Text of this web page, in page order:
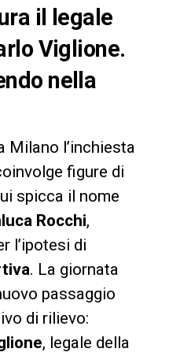
il legale
Viglione.
nella
Milano l’inchiesta
figure di
spicca il nome
Rocchi,
l’ipotesi di
. La giornata
passaggio
di rilievo:
, legale della